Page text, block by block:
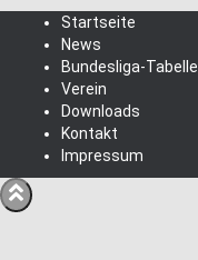
Startseite
News
Bundesliga-Tabelle
Verein
Downloads
Kontakt
Impressum